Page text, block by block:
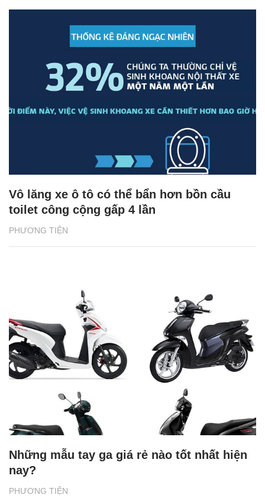
PHƯƠNG TIỆN
Vô lăng xe ô tô có thể bẩn hơn bồn cầu
toilet công cộng gấp 4 lần
PHƯƠNG TIỆN
Những mẫu tay ga giá rẻ nào tốt nhất hiện
nay?